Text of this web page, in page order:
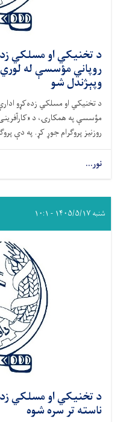
د تخنیکي او مسلکي
روپاني مؤسسې له لوري
وپېژندل شو
د تخنیکي او مسلکي زده‌کړو
مؤسسې په همکارۍ، د
روزنیز پروګرام جوړ کړ. په دې
نور...
شنبه ۱۴۰۵/۵/۱۷ - ۱۰:۱
د تخنیکي او مسلکي
ناسته تر سره شوه